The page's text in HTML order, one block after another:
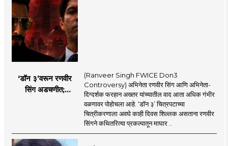
‘डॉन ३’वरून रणवीर
सिंग अडचणीत;
(Ranveer Singh FWICE Don3
Controversy) अभिनेता रणवीर सिंग आणि अभिनेता-
दिग्दर्शक फरहान अख्तर यांच्यातील वाद आता अधिक गंभीर
वळणावर पोहोचला आहे. ‘डॉन ३’ चित्रपटाच्या
चित्रीकरणाला अवघे काही दिवस शिल्लक असताना रणवीर
सिंगने कथितरित्या प्रकल्पातून माघार ..